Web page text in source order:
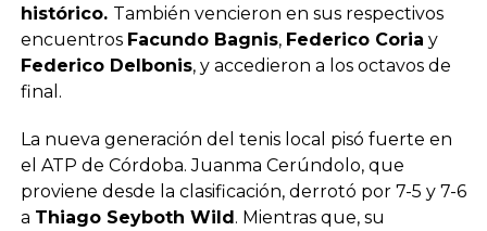
histórico. También vencieron en sus respectivos
encuentros Facundo Bagnis, Federico Coria y
Federico Delbonis, y accedieron a los octavos de
final.
La nueva generación del tenis local pisó fuerte en
el ATP de Córdoba. Juanma Cerúndolo, que
proviene desde la clasificación, derrotó por 7-5 y 7-6
a Thiago Seyboth Wild. Mientras que, su